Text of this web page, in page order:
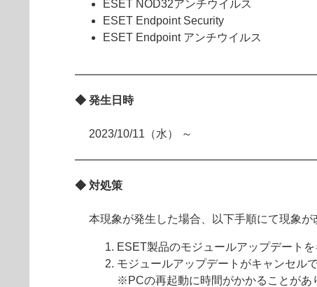
ESET NOD32アンチウイルス
ESET Endpoint Security
ESET Endpoint アンチウイルス
◆ 発生日時
2023/10/11（水） ～
◆ 対処策
本現象が発生した場合、以下手順にて現象が
ESET製品のモジュールアップデート
モジュールアップデートがキャンセル
※PCの再起動に時間がかかることがあ